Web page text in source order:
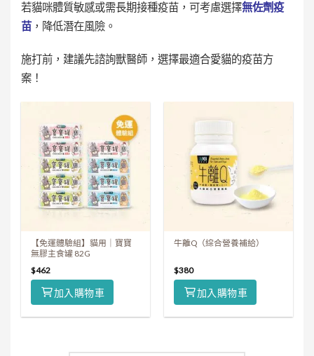
若貓咪體質敏感或需長期接種疫苗，可考慮選擇無佐劑疫
苗 ，降低潛在風險。
施打前，建議先諮詢獸醫師，選擇最適合愛貓的疫苗方
案！
【免運體驗組】貓用｜寶寶
無膠主食罐 82G
$462
加入購物車
牛離Q（綜合營養補給）
$380
加入購物車